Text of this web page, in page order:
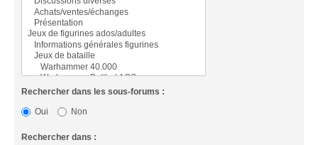
Rechercher dans les sous-forums :
Oui
Non
Rechercher dans :